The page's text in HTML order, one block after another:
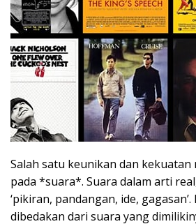
Salah satu keunikan dan
pada *suara*. Suara dalam arti
‘pikiran, pandangan, ide,
dibedakan dari suara yang